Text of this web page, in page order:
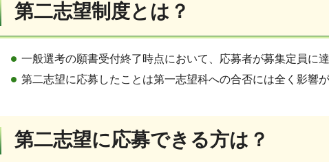
第二志望制度とは？
一般選考の願書受付終了時点において、応募者が募集定員に
第二志望に応募したことは第一志望科への合否には全く影響が
第二志望に応募できる方は？